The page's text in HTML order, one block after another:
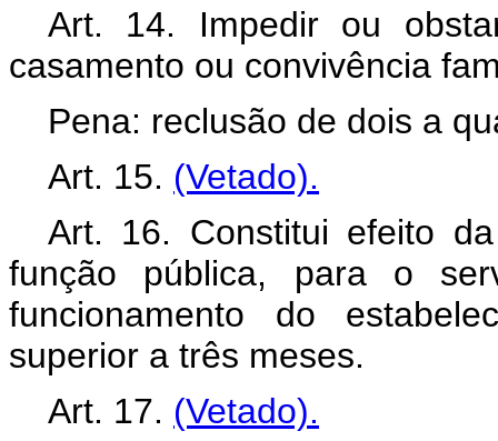
Art. 14. Impedir ou
casamento ou convivência
Pena: reclusão de dois a
Art. 15. (Vetado).
Art. 16. Constitui efeito
função pública, para o
funcionamento do
superior a três meses.
Art. 17. (Vetado).